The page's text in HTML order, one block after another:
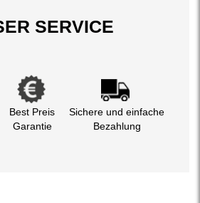
SERVICE
Best Preis
Garantie
Sichere und einfache
Bezahlung